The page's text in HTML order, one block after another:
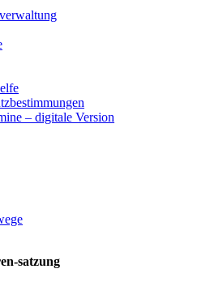
– digitale Version
satzung